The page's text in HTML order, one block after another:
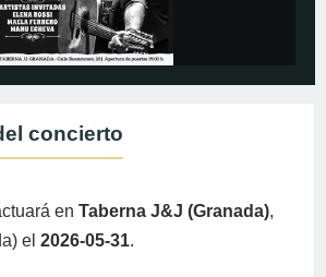
concierto
en Taberna J&J (Granada),
el 2026-05-31.